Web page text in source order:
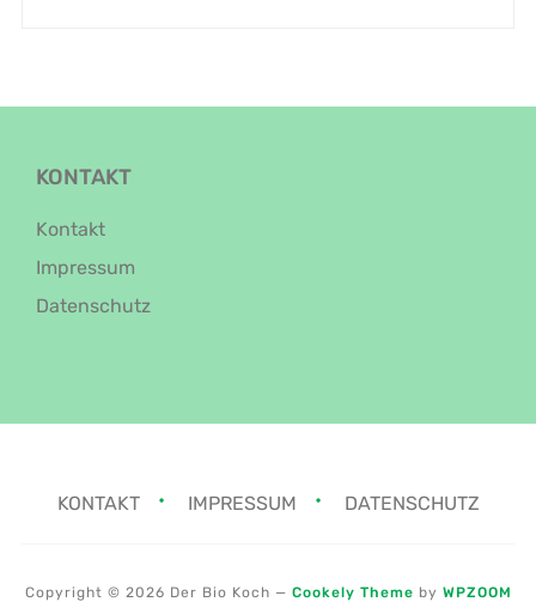
KONTAKT
Kontakt
Impressum
Datenschutz
KONTAKT IMPRESSUM DATENSCHUTZ
Copyright © 2026 Der Bio Koch — Cookely Theme by WPZOOM